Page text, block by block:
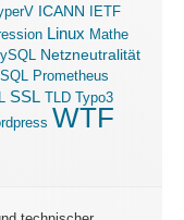
ICANN IETF
Linux Mathe
Netzneutralität
Prometheus
SSL TLD Typo3
WTF